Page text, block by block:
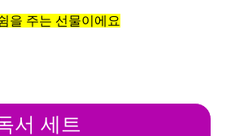
을 주는 선물이에요
서 세트